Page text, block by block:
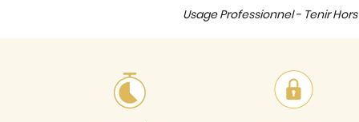
Usage Professionnel - Tenir